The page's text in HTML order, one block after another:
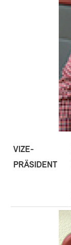
VIZE-
PRÄSIDENT